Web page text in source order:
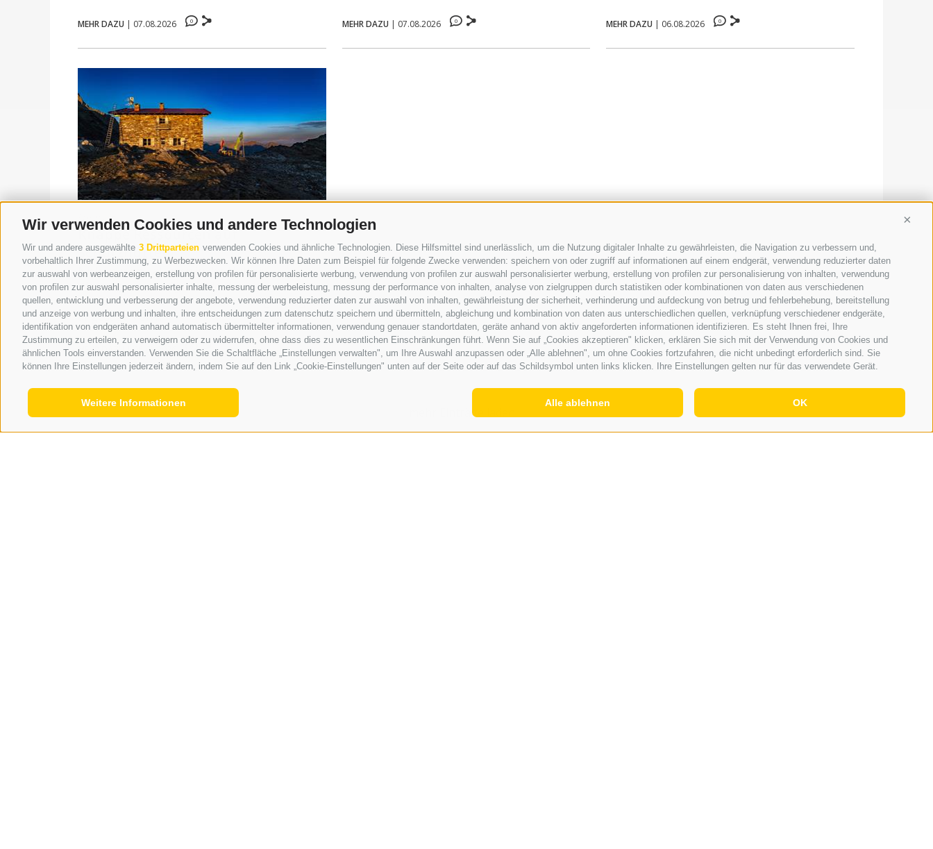
Wir verwenden Cookies und andere Technologien
Wir und andere ausgewählte 3 Drittparteien verwenden Cookies und ähnliche Technologien. Diese Hilfsmittel sind unerlässlich, um die Nutzung digitaler Inhalte zu gewährleisten, die Navigation zu verbessern und,
vorbehaltlich Ihrer Zustimmung, zu Werbezwecken. Wir können Ihre Daten zum Beispiel für folgende Zwecke verwenden: speichern von oder zugriff auf informationen auf einem endgerät, verwendung reduzierter daten
zur auswahl von werbeanzeigen, erstellung von profilen für personalisierte werbung, verwendung von profilen zur auswahl personalisierter werbung, erstellung von profilen zur personalisierung von inhalten, verwendung
von profilen zur auswahl personalisierter inhalte, messung der werbeleistung, messung der performance von inhalten, analyse von zielgruppen durch statistiken oder kombinationen von daten aus verschiedenen
quellen, entwicklung und verbesserung der angebote, verwendung reduzierter daten zur auswahl von inhalten, gewährleistung der sicherheit, verhinderung und aufdeckung von betrug und fehlerbehebung, bereitstellung
und anzeige von werbung und inhalten, ihre entscheidungen zum datenschutz speichern und übermitteln, abgleichung und kombination von daten aus unterschiedlichen quellen, verknüpfung verschiedener endgeräte,
identifikation von endgeräten anhand automatisch übermittelter informationen, verwendung genauer standortdaten, geräte anhand von aktiv angeforderten informationen identifizieren. Es steht Ihnen frei, Ihre
Zustimmung zu erteilen, zu verweigern oder zu widerrufen, ohne dass dies zu wesentlichen Einschränkungen führt. Wenn Sie auf „Cookies akzeptieren" klicken, erklären Sie sich mit der Verwendung von Cookies und
ähnlichen Tools einverstanden. Verwenden Sie die Schaltfläche „Einstellungen verwalten", um Ihre Auswahl anzupassen oder „Alle ablehnen", um ohne Cookies fortzufahren, die nicht unbedingt erforderlich sind. Sie
können Ihre Einstellungen jederzeit ändern, indem Sie auf den Link „Cookie-Einstellungen" unten auf der Seite oder auf das Schildsymbol unten links klicken. Ihre Einstellungen gelten nur für das verwendete Gerät.
OK
Alle ablehnen
Weitere Informationen
MEHR DAZU | 07.08.2026 0 MEHR DAZU | 07.08.2026 0 MEHR DAZU | 06.08.2026 0
Umwelt
Knappe Ressourcen auf
Schutzhütten
Nicht nur im Tal, auch in der Höhe ist
Wassersparen aufgrund der hohen
Temperaturen und des Niederschlagsmangels
angesagt. Von ...
MEHR DAZU|06.08.2026
mehr Einträge laden ...